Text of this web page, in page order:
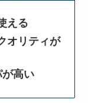
える
オリティが
が高い